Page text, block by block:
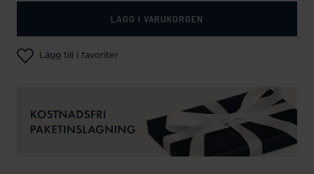
LÄGG I VARUKORGEN
Lägg till i favoriter